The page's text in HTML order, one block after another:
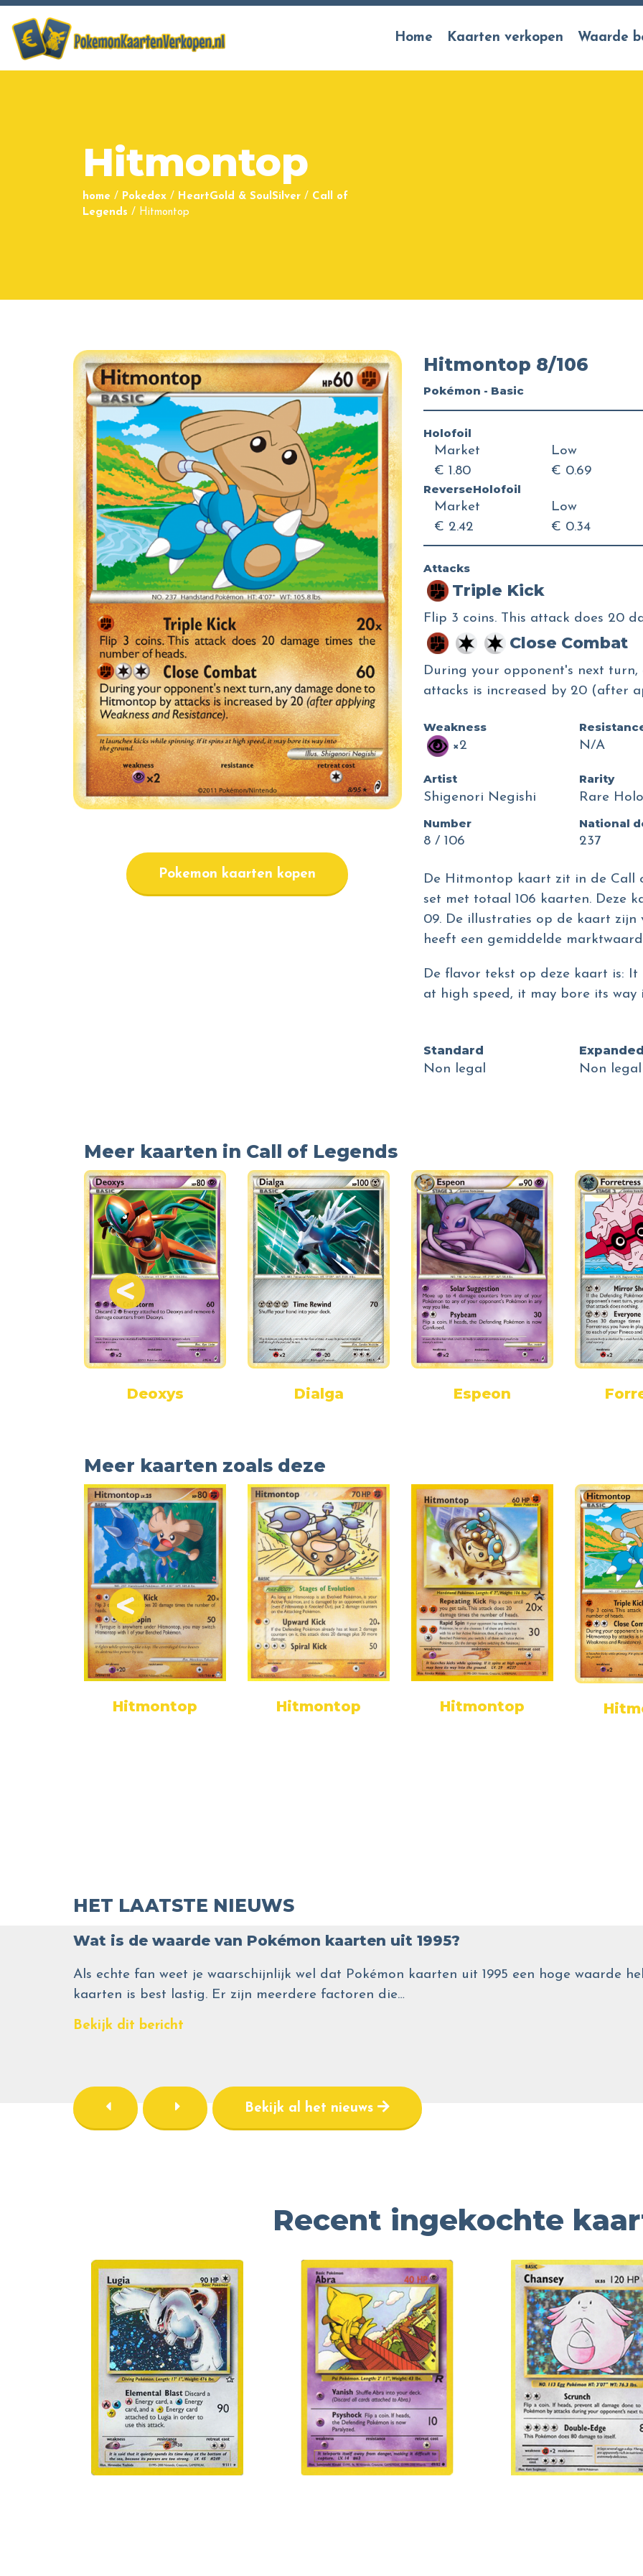
Home Kaarten verkopen Waarde
Hitmontop
home / Pokedex / HeartGold & SoulSilver / Call of
Legends / Hitmontop
Pokemon kaarten kopen
Hitmontop 8/106
Pokémon - Basic
Holofoil
Market
€ 1.80
Low
€ 0.69
ReverseHolofoil
Market
€ 2.42
Low
€ 0.34
Attacks
Triple Kick
Flip 3 coins. This attack does 20
Close Combat
During your opponent's next
attacks is increased by 20 (after
Weakness
×2
N/A
Artist
Shigenori Negishi
Rarity
Rare Holo
Number
8 / 106
National
237
De Hitmontop kaart zit in de Call
set met totaal 106 kaarten. Deze
09. De illustraties op de kaart zijn
heeft een gemiddelde
De flavor tekst op deze kaart is:
at high speed, it may bore its way
Standard
Non legal
Expanded
Non legal
Meer kaarten in Call of Legends
Deoxys Dialga Espeon
Meer kaarten zoals deze
Hitmontop Hitmontop Hitmontop
HET LAATSTE NIEUWS
Wat is de waarde van Pokémon kaarten uit 1995?
Als echte fan weet je waarschijnlijk wel dat Pokémon kaarten uit 1995 een hoge waarde
kaarten is best lastig. Er zijn meerdere factoren die…
Bekijk dit bericht
Bekijk al het nieuws
Recent ingekochte